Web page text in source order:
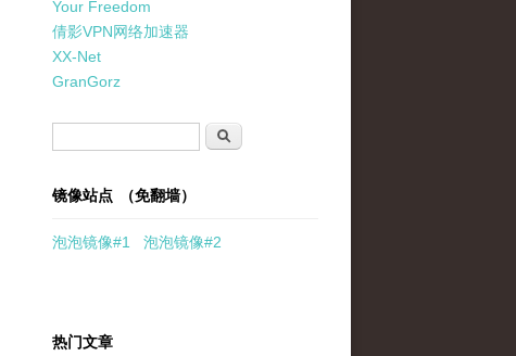
Your Freedom
倩影VPN网络加速器
XX-Net
GranGorz
搜索
镜像站点 （免翻墙）
泡泡镜像#1 泡泡镜像#2
热门文章